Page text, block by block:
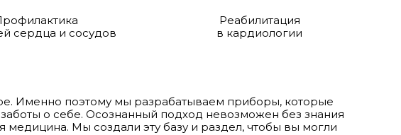
сердца и сосудов
Реабилитация
в кардиологии
Именно поэтому мы разрабатываем приборы, которые
о себе. Осознанный подход невозможен без знания
медицина. Мы создали эту базу и раздел, чтобы вы могли